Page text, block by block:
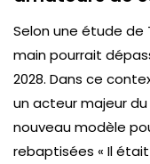
Selon une étude de
main pourrait
2028. Dans ce
un acteur majeur
nouveau modèle
rebaptisées « Il